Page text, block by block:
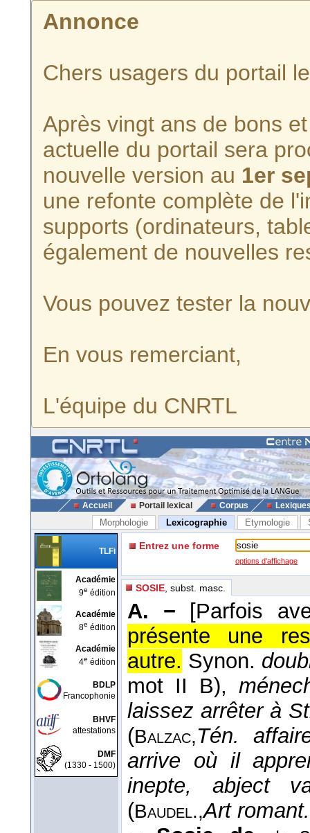
Annonce
Chers usagers du portail
Après vingt ans de bons
actuelle du portail sera
nouvelle version au 1er
une refonte complète de
supports (ordinateurs,
également de nouvelles
Vous pouvez tester la
En vous remerciant,
L'équipe du CNRTL
Accueil Portail lexical Corpus
Morphologie Lexicographie Etymologie
TLFi
Académie
9e édition
Académie
8e édition
Académie
4e édition
BDLP
Francophonie
BHVF
attestations
DMF
(1330 - 1500)
Entrez une forme
options d'affichage
SOSIE , subst. masc.
A. −
[Parfois
présente une
autre. Synon.
mot II B),
laissez arrêter à
(Balzac,Tén.
arrive où il
inepte, abject
(Baudel.,Art romant.